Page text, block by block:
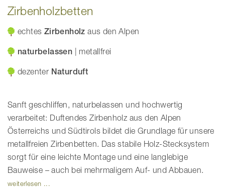
Zirbenholzbetten
echtes Zirbenholz aus den Alpen
naturbelassen | metallfrei
dezenter Naturduft
Sanft geschliffen, naturbelassen und hochwertig
verarbeitet: Duftendes Zirbenholz aus den Alpen
Österreichs und Südtirols bildet die Grundlage für unsere
metallfreien Zirbenbetten. Das stabile Holz-Stecksystem
sorgt für eine leichte Montage und eine langlebige
Bauweise – auch bei mehrmaligem Auf- und Abbauen.
weiterlesen ...